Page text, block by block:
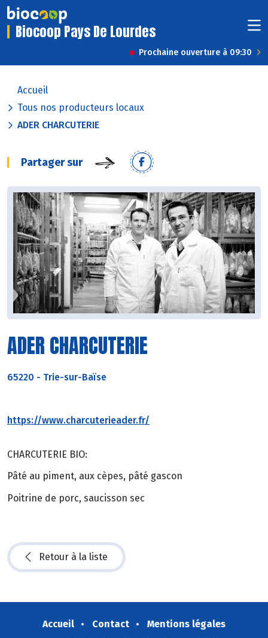
Biocoop Pays De Lourdes
Prochaine ouverture à 09:30
Accueil
Tous nos producteurs locaux
ADER CHARCUTERIE
Partager sur
ADER CHARCUTERIE
65220 - Trie-sur-Baïse
https://www.charcuterieader.fr/
CHARCUTERIE BIO:
Pâté au piment, aux cèpes, pâté gascon
Poitrine de porc, saucisson sec
Retour à la liste
Accueil Contact
Mentions légales